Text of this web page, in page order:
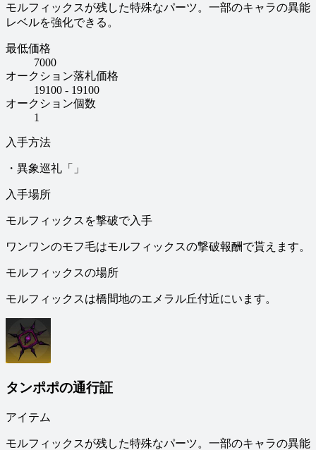
モルフィックスが残した特殊なパーツ。一部のキャラの異能
レベルを強化できる。
最低価格
7000
オークション落札価格
19100 - 19100
オークション個数
1
入手方法
・異象巡礼「」
入手場所
モルフィックスを撃破で入手
ワンワンのモフ毛はモルフィックスの撃破報酬で貰えます。
モルフィックスの場所
モルフィックスは橋間地のエメラル丘付近にいます。
タンポポの通行証
アイテム
モルフィックスが残した特殊なパーツ。一部のキャラの異能